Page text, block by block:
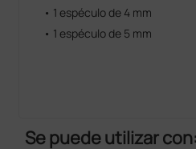
• 1 espéculo de 4 mm
• 1 espéculo de 5 mm
Se puede utilizar con: